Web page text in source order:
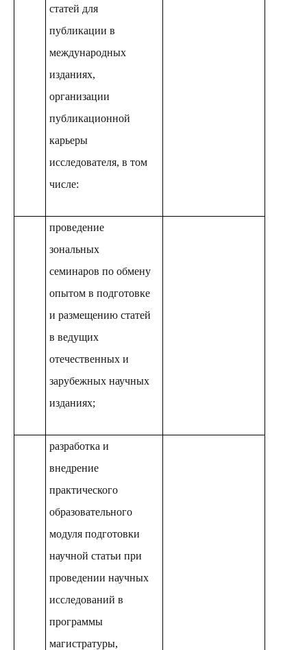
статей для
публикации в
международных
изданиях,
организации
публикационной
карьеры
исследователя, в том
числе:
проведение
зональных
семинаров по обмену
опытом в подготовке
и размещению статей
в ведущих
отечественных и
зарубежных научных
изданиях;
разработка и
внедрение
практического
образовательного
модуля подготовки
научной статьи при
проведении научных
исследований в
программы
магистратуры,